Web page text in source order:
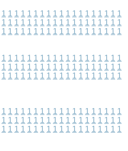
1 1 1 1 1 1 1 1 1 1 1 1 1 1 1 1 1 1 1
1 1 1 1 1 1 1 1 1 1 1 1 1 1 1 1 1 1 1
1 1 1 1 1 1 1 1 1 1 1 1 1 1 1 1 1 1 1
1 1 1 1 1 1 1 1 1 1 1 1 1 1 1 1 1 1 1
1 1 1 1 1 1 1 1 1 1 1 1 1 1 1 1 1 1 1
1 1 1 1 1 1 1 1 1 1 1 1 1 1 1 1 1 1 1
1 1 1 1 1 1 1 1 1 1 1 1 1 1 1 1 1 1 1
1 1 1 1 1 1 1 1 1 1 1 1 1 1 1 1 1 1 1
1 1 1 1 1 1 1 1 1 1 1 1 1 1 1 1 1 1 1